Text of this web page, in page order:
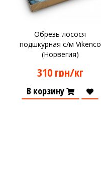
Обрезь лосося
подшкурная с/м Vikenco
(Норвегия)
310 грн/кг
В корзину